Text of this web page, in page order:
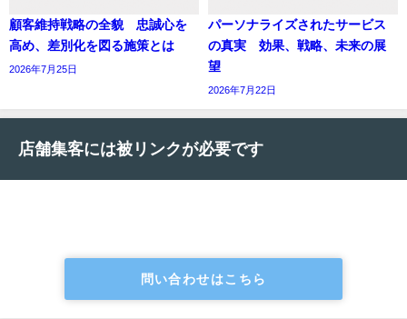
顧客維持戦略の全貌 忠誠心を
高め、差別化を図る施策とは
2026年7月25日
パーソナライズされたサービス
の真実 効果、戦略、未来の展
望
2026年7月22日
店舗集客には被リンクが必要です
問い合わせはこちら